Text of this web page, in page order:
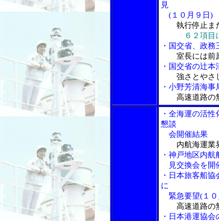
見
(１０月９日)
執行停止また
６２項
・国交省、政
室長には前
・国交省の辻
強さとやさ
・小野芳清海
高速道路の
・全海運の活
懇談
会開催結果
内航海運業
・神戸地区内
見交換会を開
・日本旅客船
に
緊急要望(１０
高速道路の
・日本港運協